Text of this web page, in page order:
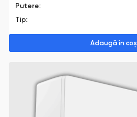
Putere:
Tip:
Adaugă în coș